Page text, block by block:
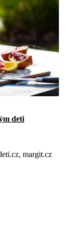
deti
margit.cz